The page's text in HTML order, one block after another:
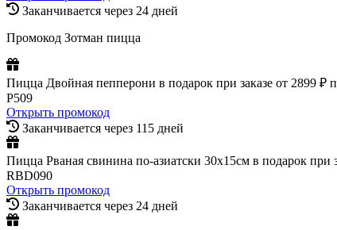
Заканчивается через 24 дней
Промокод Зотман пицца
Пицца Двойная пепперони в подарок при заказе от 2899 ₽
P509
Открыть промокод
Заканчивается через 115 дней
Пицца Рваная свинина по-азиатски 30х15см в подарок при
RBD090
Открыть промокод
Заканчивается через 24 дней